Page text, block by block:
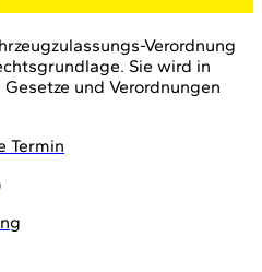
Verordnung
Sie wird in
und Verordnungen
Termin